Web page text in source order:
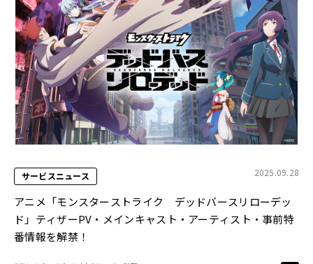
サービスニュース 2025.09.28
アニメ「モンスターストライク デッドバースリローデッ
ド」ティザーPV・メインキャスト・アーティスト・事前特
番情報を解禁！